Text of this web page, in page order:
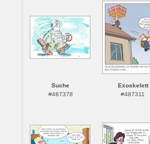
Suche
#487378
Exoskelett
#487311